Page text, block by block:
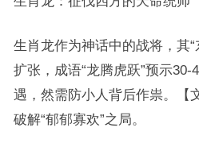
生肖龙作为神话中的战将，其
扩张，成语“龙腾虎跃”预示
遇，然需防小人背后作祟。【
破解“郁郁寡欢”之局。